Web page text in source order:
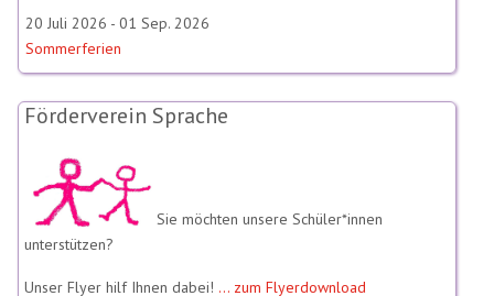
20 Juli 2026 - 01 Sep. 2026
Sommerferien
Förderverein Sprache
Sie möchten unsere Schüler*innen
unterstützen?
Unser Flyer hilf Ihnen dabei! ... zum Flyerdownload